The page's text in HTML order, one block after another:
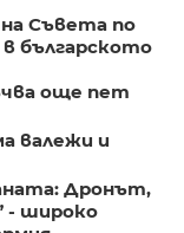
на Съвета по
българското
още пет
валежи и
Дронът,
- широко